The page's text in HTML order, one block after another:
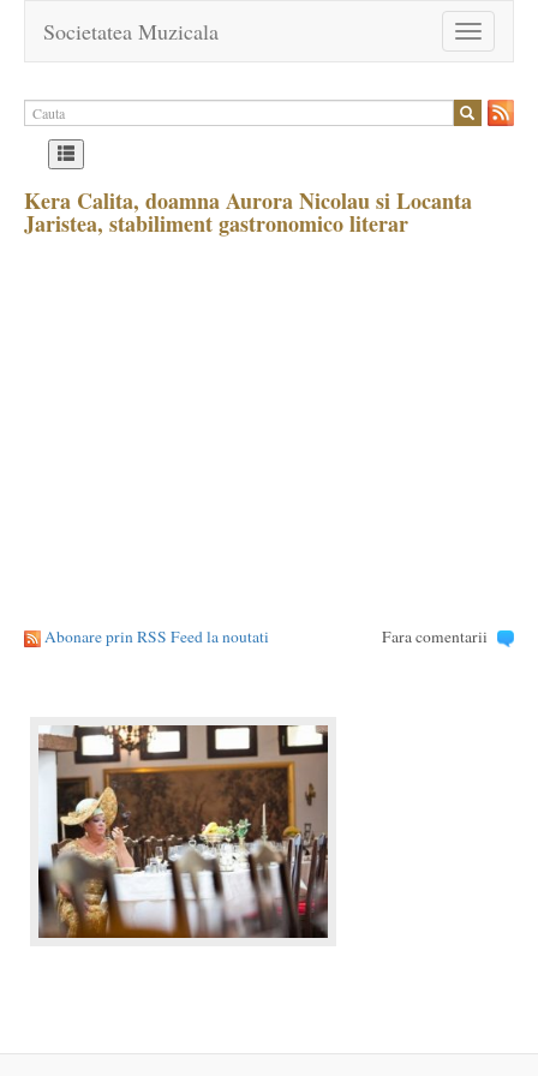
Toggle
navigation
Societatea Muzicala
Kera Calita, doamna Aurora Nicolau si Locanta
Jaristea, stabiliment gastronomico literar
Abonare prin RSS Feed la noutati Fara comentarii